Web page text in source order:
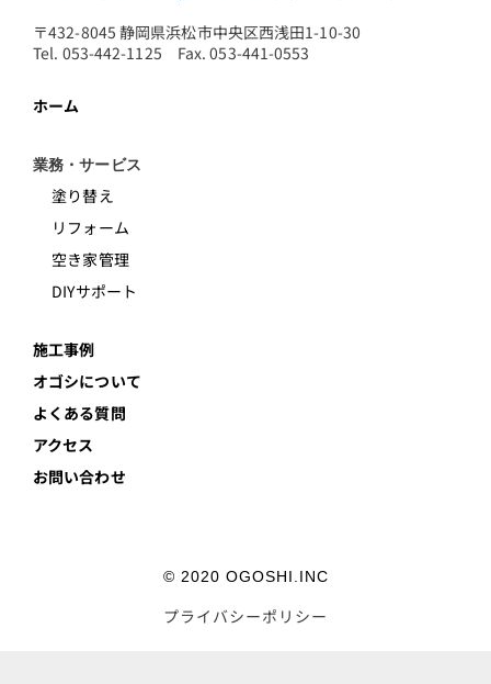
〒432-8045 静岡県浜松市中央区西浅田1-10-30
Tel. 053-442-1125 Fax. 053-441-0553
ホーム
業務・サービス
塗り替え
リフォーム
空き家管理
DIYサポート
施工事例
オゴシについて
よくある質問
アクセス
お問い合わせ
© 2020 OGOSHI.INC
プライバシーポリシー